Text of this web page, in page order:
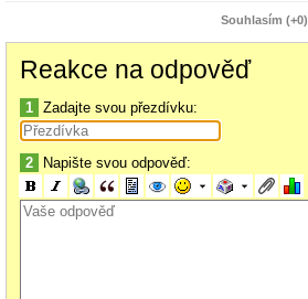
Souhlasím (+0)
Reakce na odpověď
1 Zadajte svou přezdívku:
2 Napište svou odpověď: